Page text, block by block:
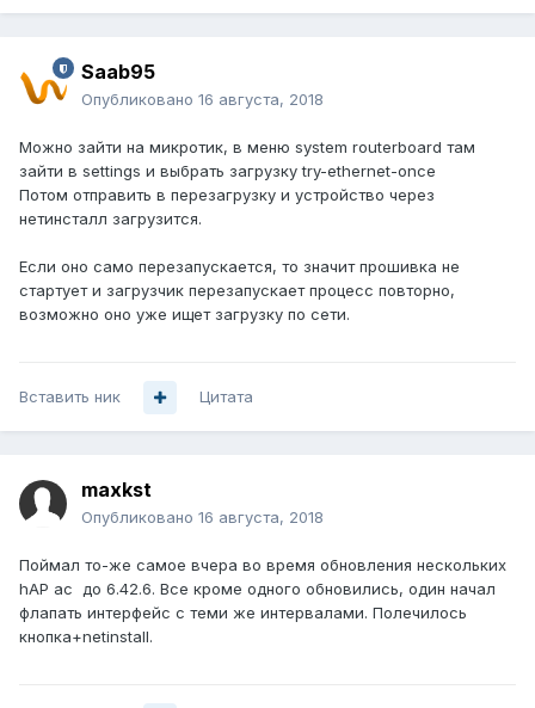
Saab95
Опубликовано 16 августа, 2018
Можно зайти на микротик, в меню system routerboard там
зайти в settings и выбрать загрузку try-ethernet-once
Потом отправить в перезагрузку и устройство через
нетинсталл загрузится.
Если оно само перезапускается, то значит прошивка не
стартует и загрузчик перезапускает процесс повторно,
возможно оно уже ищет загрузку по сети.
Вставить ник Цитата
maxkst
Опубликовано 16 августа, 2018
Поймал то-же самое вчера во время обновления нескольких
hAP ac до 6.42.6. Все кроме одного обновились, один начал
флапать интерфейс с теми же интервалами. Полечилось
кнопка+netinstall.